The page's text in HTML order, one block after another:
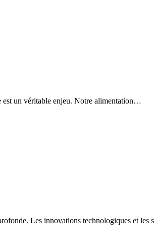
est un véritable enjeu. Notre alimentation…
Les innovations technologiques et